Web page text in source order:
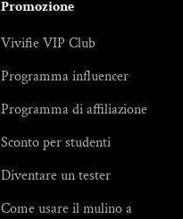
Promozione
Vivifie VIP Club
Programma influencer
Programma di affiliazione
Sconto per studenti
Diventare un tester
Come usare il mulino a